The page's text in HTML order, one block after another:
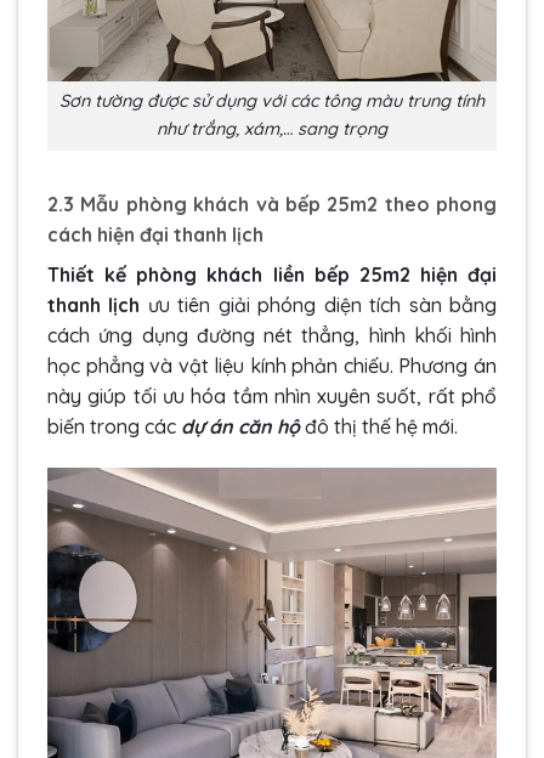
Sơn tường được sử dụng với các tông màu trung tính
như trắng, xám,… sang trọng
2.3 Mẫu phòng khách và bếp 25m2 theo phong
cách hiện đại thanh lịch
Thiết kế phòng khách liền bếp 25m2 hiện đại
thanh lịch ưu tiên giải phóng diện tích sàn bằng
cách ứng dụng đường nét thẳng, hình khối hình
học phẳng và vật liệu kính phản chiếu. Phương án
này giúp tối ưu hóa tầm nhìn xuyên suốt, rất phổ
biến trong các dự án căn hộđô thị thế hệ mới.